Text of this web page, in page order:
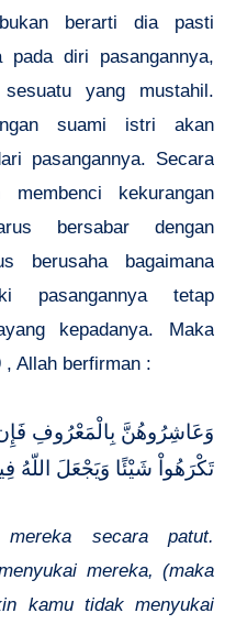
berarti dia pasti
diri pasangannya,
yang mustahil.
suami istri akan
pasangannya. Secara
kekurangan
bersabar dengan
berusaha bagaimana
pasangannya tetap
kepadanya. Maka
, Allah berfirman :
وَعَاشِرُوهُنَّ بِالْمَعْرُوفِ
تَكْرَهُواْ شَيْئًا وَيَجْعَلَ اللّهُ
mereka secara patut.
mereka, (maka
kamu tidak menyukai